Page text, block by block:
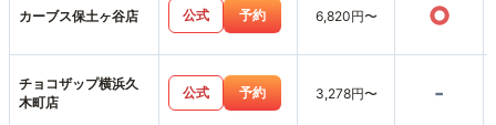
カーブス保土ヶ谷店 公式 予約 6,820円〜 ○
チョコザップ横浜久
木町店
公式 予約 3,278円〜 -